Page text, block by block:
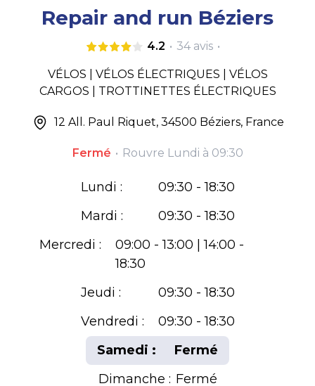
Codes erreur vélo électrique
Codes erreur trottinette électrique
Batterie vélo électrique
Batterie trottinette électrique
Guide d'achat : vélos et trottinettes
Tous nos articles
Partenaires
Services aux entreprises
Recrutement & formation
Nous trouver
Codes erreur vélo électrique
Codes erreur trottinette électrique
Batterie vélo électrique
Batterie trottinette électrique
Guide d'achat : vélos et trottinettes
Tous nos articles
Partenaires
Services aux entreprises
Recrutement & formation
Nous trouver
Repair and run Béziers
4.2 • 34 avis •
VÉLOS | VÉLOS ÉLECTRIQUES | VÉLOS
CARGOS | TROTTINETTES ÉLECTRIQUES
12 All. Paul Riquet, 34500 Béziers, France
Fermé • Rouvre Lundi à 09:30
Lundi :
09:30 - 18:30
Mardi :
09:30 - 18:30
Mercredi :
09:00 - 13:00 | 14:00 -
18:30
Jeudi :
09:30 - 18:30
Vendredi :
09:30 - 18:30
Samedi :
Fermé
Dimanche : Fermé